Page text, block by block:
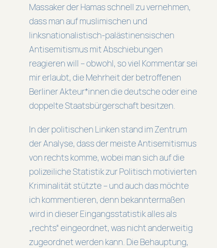
Massaker der Hamas schnell zu vernehmen,
dass man auf muslimischen und
linksnationalistisch-palästinensischen
Antisemitismus mit Abschiebungen
reagieren will – obwohl, so viel Kommentar sei
mir erlaubt, die Mehrheit der betroffenen
Berliner Akteur*innen die deutsche oder eine
doppelte Staatsbürgerschaft besitzen.
In der politischen Linken stand im Zentrum
der Analyse, dass der meiste Antisemitismus
von rechts komme, wobei man sich auf die
polizeiliche Statistik zur Politisch motivierten
Kriminalität stützte – und auch das möchte
ich kommentieren, denn bekanntermaßen
wird in dieser Eingangsstatistik alles als
„rechts“ eingeordnet, was nicht anderweitig
zugeordnet werden kann. Die Behauptung,